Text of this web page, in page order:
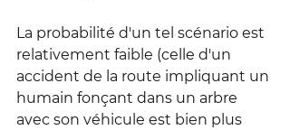
La probabilité d'un tel scénario est
relativement faible (celle d'un
accident de la route impliquant un
humain fonçant dans un arbre
avec son véhicule est bien plus